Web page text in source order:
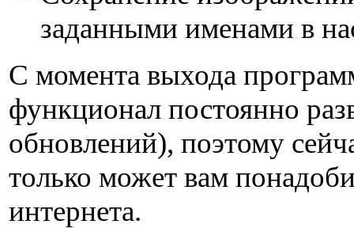
заданными именами в
С момента выхода
функционал постоянно
обновлений), поэтому
только может вам
интернета.